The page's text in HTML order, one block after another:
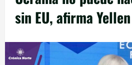
sin EU, afirma Yellen